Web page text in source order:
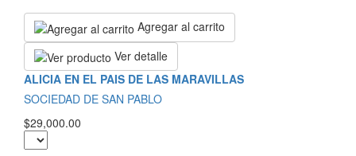
Agregar al carrito
Ver detalle
ALICIA EN EL PAIS DE LAS MARAVILLAS
SOCIEDAD DE SAN PABLO
$29,000.00